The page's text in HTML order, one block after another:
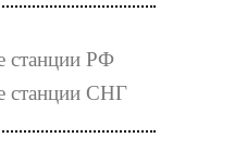
станции РФ
станции СНГ